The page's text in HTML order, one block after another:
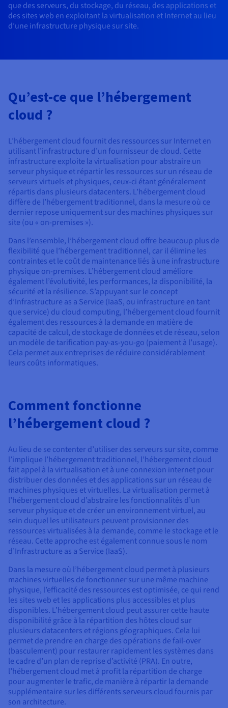
Quantum
Développeurs
Tarifs
Régions
Documentation
Roadmap & Changelog
Roadmap & Changelog
DISTRIBUER MON TRAFIC
Disponibilités par régions
Documentation
Roadmap & Changelog
Roadmap & Changelog
AI Endpoints - Catalogue des modèles
AI Endpoints - Bases API
AI Endpoints - Batch API
Nvidia H200
Nvidia L40S
Nvidia L4
Toutes les GPUs →
Tarifs
Disponibilités par régions
Documentation
Roadmap & Changelog
Managed HSM
Tarifs
Disponibilités par régions
Roadmap & Changelog
Tarifs
Disponibilités par régions
MCP Server
Tarifs
Roadmap & Changelog
Roadmap & Changelog
HYCU for OVHcloud
SAP HANA on Bare Metal
Tarifs
Roadmap & Changelog
Cloud Native
CLOUD READY
Cloud ready
Self-Service Portal, API & IaC
IAM & Tenant Management
Gouvernance & Quotas
Observabilité
Roadmap & Changelog
BGP Services
Protection Game DDoS
DNSSEC
SSL Gateway
Documentation
Roadmap & Changelog
Tarifs
Guides et documentation
USAGES
Virtualisation et conteneurisation
Site web et application métier
Tous les usages
Tarifs
OS & licences
Documentation
Roadmap & Changelog
Revendeurs
CDN Infrastructure
Infrastructure Anti-DDoS
DNSSEC
SSL Gateway
Documentation
Roadmap & Changelog
Bases de données additionnelles
USAGES
Comment créer un site web ?
Héberger votre site WordPress
Créer mon site en 1 click
Créer ma boutique en ligne
Documentation
Roadmap & Changelog
que des serveurs, du stockage, du réseau, des applications et
des sites web en exploitant la virtualisation et Internet au lieu
d’une infrastructure physique sur site.
Qu’est-ce que l’hébergement
cloud ?
L’hébergement cloud fournit des ressources sur Internet en
utilisant l’infrastructure d’un fournisseur de cloud. Cette
infrastructure exploite la virtualisation pour abstraire un
serveur physique et répartir les ressources sur un réseau de
serveurs virtuels et physiques, ceux-ci étant généralement
répartis dans plusieurs datacenters. L’hébergement cloud
diffère de l’hébergement traditionnel, dans la mesure où ce
dernier repose uniquement sur des machines physiques sur
site (ou « on-premises »).
Dans l’ensemble, l’hébergement cloud offre beaucoup plus de
flexibilité que l’hébergement traditionnel, car il élimine les
contraintes et le coût de maintenance liés à une infrastructure
physique on-premises. L’hébergement cloud améliore
également l’évolutivité, les performances, la disponibilité, la
sécurité et la résilience. S’appuyant sur le concept
d’Infrastructure as a Service (IaaS, ou infrastructure en tant
que service) du cloud computing, l’hébergement cloud fournit
également des ressources à la demande en matière de
capacité de calcul, de stockage de données et de réseau, selon
un modèle de tarification pay-as-you-go (paiement à l’usage).
Cela permet aux entreprises de réduire considérablement
leurs coûts informatiques.
Comment fonctionne
l’hébergement cloud ?
Au lieu de se contenter d’utiliser des serveurs sur site, comme
l’implique l’hébergement traditionnel, l’hébergement cloud
fait appel à la virtualisation et à une connexion internet pour
distribuer des données et des applications sur un réseau de
machines physiques et virtuelles. La virtualisation permet à
l’hébergement cloud d’abstraire les fonctionnalités d’un
serveur physique et de créer un environnement virtuel, au
sein duquel les utilisateurs peuvent provisionner des
ressources virtualisées à la demande, comme le stockage et le
réseau. Cette approche est également connue sous le nom
d’Infrastructure as a Service (IaaS).
Dans la mesure où l’hébergement cloud permet à plusieurs
machines virtuelles de fonctionner sur une même machine
physique, l’efficacité des ressources est optimisée, ce qui rend
les sites web et les applications plus accessibles et plus
disponibles. L’hébergement cloud peut assurer cette haute
disponibilité grâce à la répartition des hôtes cloud sur
plusieurs datacenters et régions géographiques. Cela lui
permet de prendre en charge des opérations de fail-over
(basculement) pour restaurer rapidement les systèmes dans
le cadre d’un plan de reprise d’activité (PRA). En outre,
l’hébergement cloud met à profit la répartition de charge
pour augmenter le trafic, de manière à répartir la demande
supplémentaire sur les différents serveurs cloud fournis par
son architecture.